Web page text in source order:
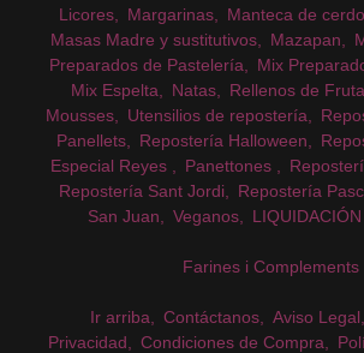
Licores
Margarinas Manteca de cerdo
Masas Madre y sustitutivos
Mazapan
Preparados de Pastelería
Mix
Mix Espelta
Natas Rellenos de
Mousses
Utensilios de repostería
Panellets
Repostería Halloween
Especial Reyes
Panettones
Repostería Sant Jordi
Repostería
San Juan
Veganos
Farines i Complements
Ir arriba Contáctanos Aviso Legal
Privacidad
Condiciones de Compra